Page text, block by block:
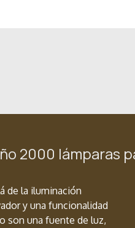
2000 lámparas
de la iluminación
y una funcionalidad
son una fuente de luz,